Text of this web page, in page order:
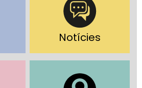
Notícies